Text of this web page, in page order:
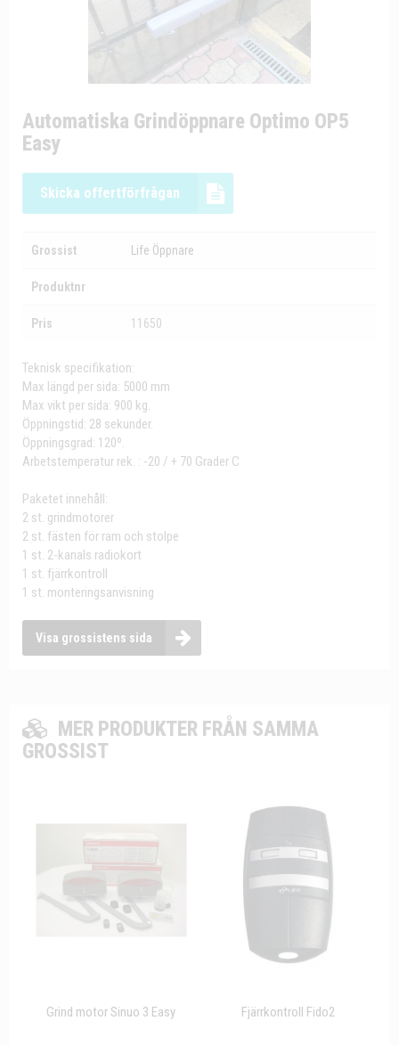
Automatiska Grindöppnare Optimo OP5
Easy
Skicka offertförfrågan
Grossist Life Öppnare
Produktnr
Pris 11650
Teknisk specifikation:
Max längd per sida: 5000 mm
Max vikt per sida: 900 kg.
Öppningstid: 28 sekunder.
Öppningsgrad: 120º.
Arbetstemperatur rek. : -20 / + 70 Grader C
Paketet innehåll:
2 st. grindmotorer
2 st. fästen för ram och stolpe
1 st. 2-kanals radiokort
1 st. fjärrkontroll
1 st. monteringsanvisning
Visa grossistens sida
MER PRODUKTER FRÅN SAMMA
GROSSIST
Grind motor Sinuo 3 Easy Fjärrkontroll Fido2